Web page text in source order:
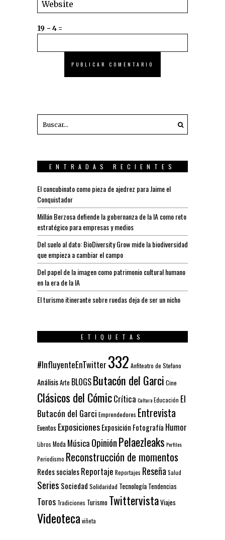
19 − 4 =
ENTRADAS RECIENTES
El concubinato como pieza de ajedrez para Jaime el
Conquistador
Millán Berzosa defiende la gobernanza de la IA como reto
estratégico para empresas y medios
Del suelo al dato: BioDiversity Grow mide la biodiversidad
que empieza a cambiar el campo
Del papel de la imagen como patrimonio cultural humano
en la era de la IA
El turismo itinerante sobre ruedas deja de ser un nicho
ETIQUETAS
#InfluyenteEnTwitter 332 Anfiteatro de Stefano
AnálisisArte BLOGSButacón del Garci Cine
Clásicos del CómicCrítica CulturaEducación El
Butacón del Garci Emprendedores Entrevista
Eventos ExposicionesExposición Fotografía Humor
Libros Moda Música OpiniónPelaezleaks Perfiles
Periodismo Reconstrucción de momentos
Redes socialesReportaje Reportajes ReseñaSalud
Series Sociedad Solidaridad Tecnología Tendencias
Toros Tradiciones Turismo TwittervistaViajes
Videotecaviñeta